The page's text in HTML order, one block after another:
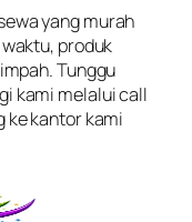
yang murah
produk
Tunggu
kami melalui call
ke kantor kami